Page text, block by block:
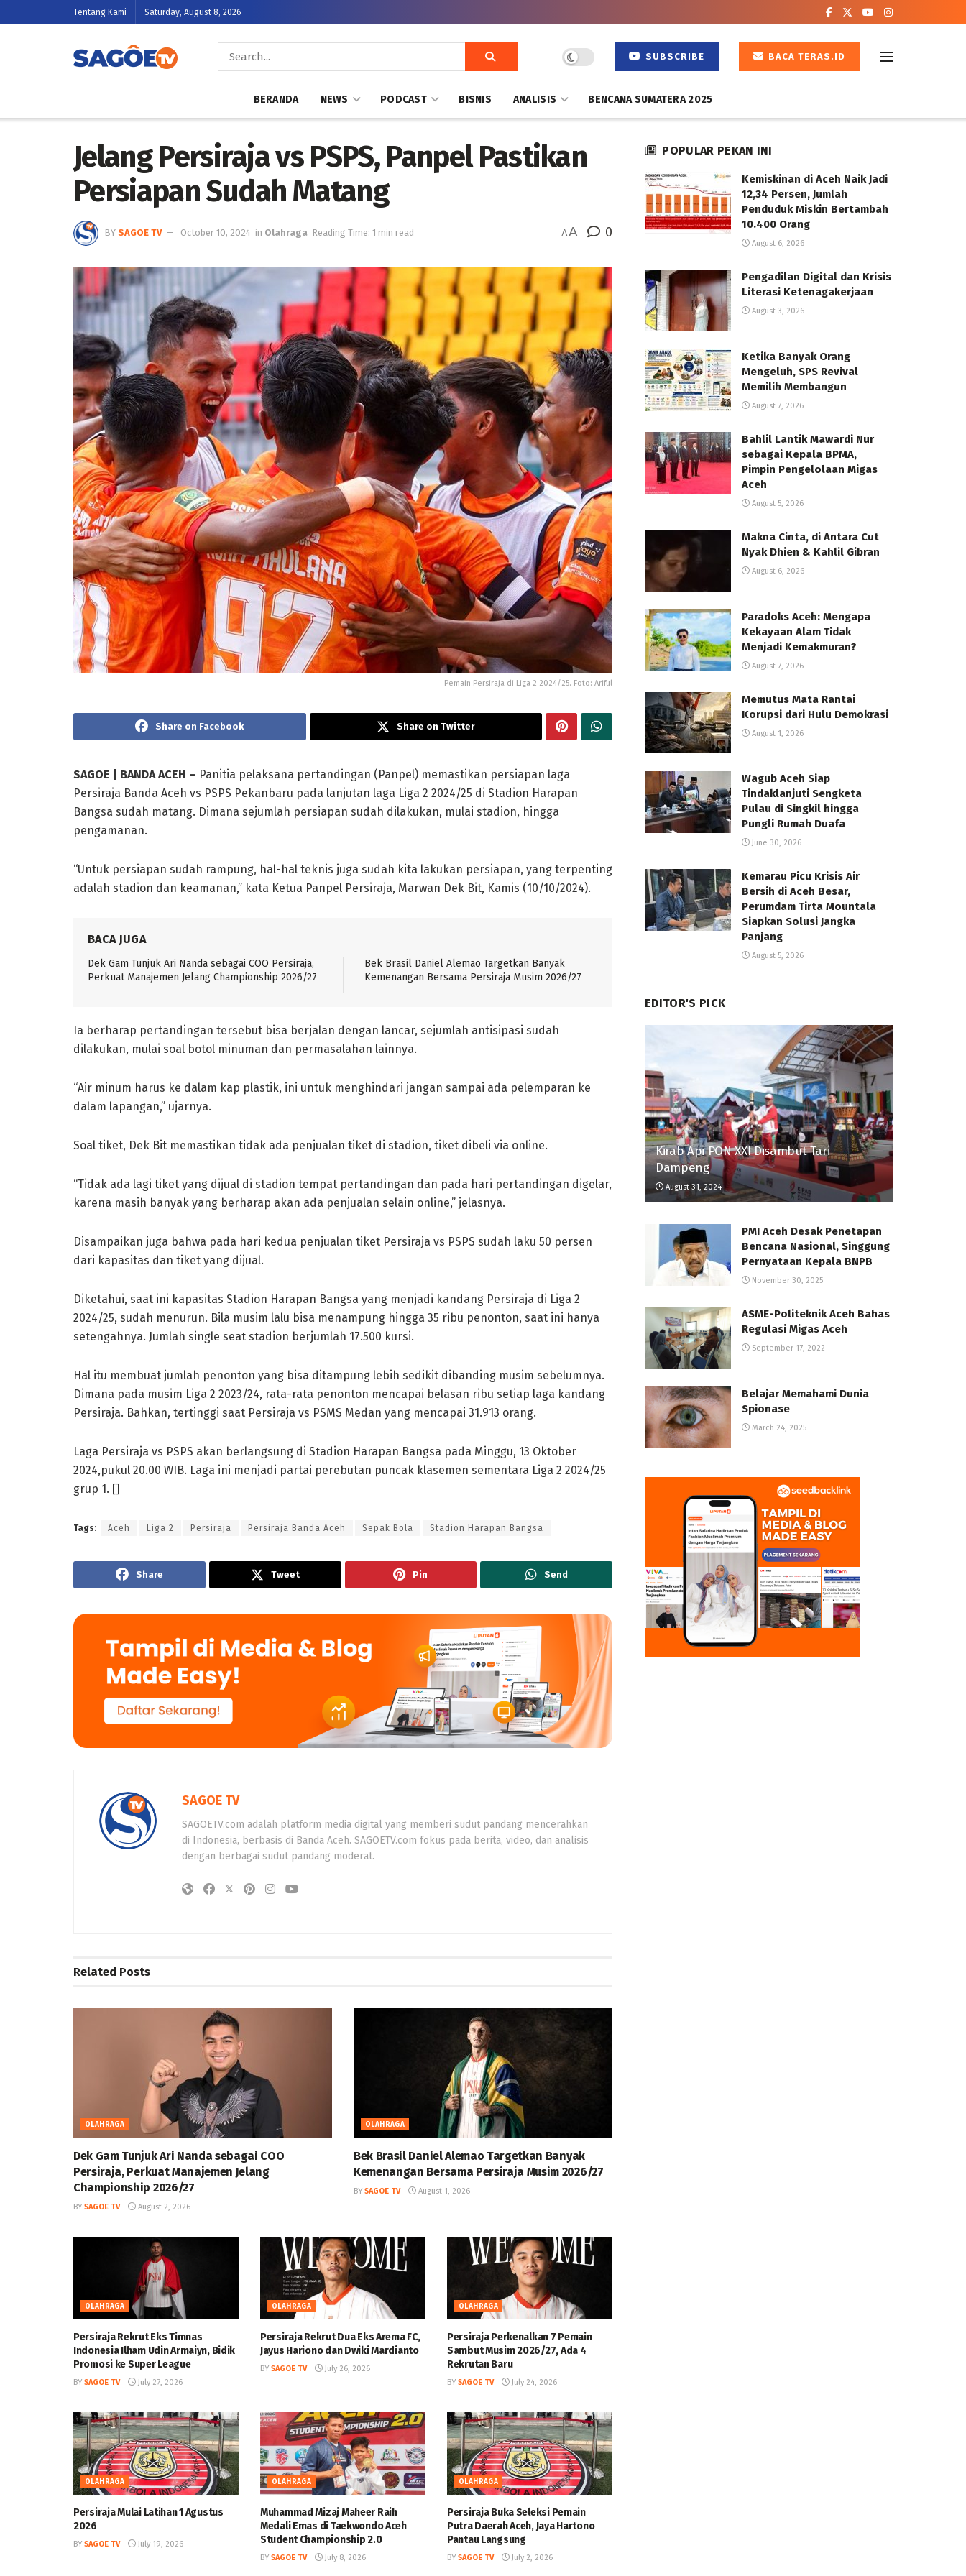
Tentang Kami Saturday, August 8, 2026
SUBSCRIBE BACA TERAS.ID
BERANDA NEWS PODCAST BISNIS ANALISIS BENCANA SUMATERA 2025
Jelang Persiraja vs PSPS, Panpel Pastikan
Persiapan Sudah Matang
BY SAGOE TV October 10, 2024 in Olahraga Reading Time: 1 min read AA 0
Pemain Persiraja di Liga 2 2024/25. Foto: Ariful
Share on Facebook Share on Twitter
SAGOE | BANDA ACEH – Panitia pelaksana pertandingan (Panpel) memastikan persiapan laga
Persiraja Banda Aceh vs PSPS Pekanbaru pada lanjutan laga Liga 2 2024/25 di Stadion Harapan
Bangsa sudah matang. Dimana sejumlah persiapan sudah dilakukan, mulai stadion, hingga
pengamanan.
“Untuk persiapan sudah rampung, hal-hal teknis juga sudah kita lakukan persiapan, yang terpenting
adalah stadion dan keamanan,” kata Ketua Panpel Persiraja, Marwan Dek Bit, Kamis (10/10/2024).
BACA JUGA
Dek Gam Tunjuk Ari Nanda sebagai COO Persiraja,
Perkuat Manajemen Jelang Championship 2026/27
Bek Brasil Daniel Alemao Targetkan Banyak
Kemenangan Bersama Persiraja Musim 2026/27
Ia berharap pertandingan tersebut bisa berjalan dengan lancar, sejumlah antisipasi sudah
dilakukan, mulai soal botol minuman dan permasalahan lainnya.
“Air minum harus ke dalam kap plastik, ini untuk menghindari jangan sampai ada pelemparan ke
dalam lapangan,” ujarnya.
Soal tiket, Dek Bit memastikan tidak ada penjualan tiket di stadion, tiket dibeli via online.
“Tidak ada lagi tiket yang dijual di stadion tempat pertandingan dan pada hari pertandingan digelar,
karena masih banyak yang berharap akan ada penjualan selain online,” jelasnya.
Disampaikan juga bahwa pada hari kedua penjualan tiket Persiraja vs PSPS sudah laku 50 persen
dari kapasitas dan tiket yang dijual.
Diketahui, saat ini kapasitas Stadion Harapan Bangsa yang menjadi kandang Persiraja di Liga 2
2024/25, sudah menurun. Bila musim lalu bisa menampung hingga 35 ribu penonton, saat ini hanya
setengahnya. Jumlah single seat stadion berjumlah 17.500 kursi.
Hal itu membuat jumlah penonton yang bisa ditampung lebih sedikit dibanding musim sebelumnya.
Dimana pada musim Liga 2 2023/24, rata-rata penonton mencapai belasan ribu setiap laga kandang
Persiraja. Bahkan, tertinggi saat Persiraja vs PSMS Medan yang mencapai 31.913 orang.
Laga Persiraja vs PSPS akan berlangsung di Stadion Harapan Bangsa pada Minggu, 13 Oktober
2024,pukul 20.00 WIB. Laga ini menjadi partai perebutan puncak klasemen sementara Liga 2 2024/25
grup 1. []
Tags: Aceh Liga 2 Persiraja Persiraja Banda Aceh Sepak Bola Stadion Harapan Bangsa
Share Tweet Pin Send
SAGOE TV
SAGOETV.com adalah platform media digital yang memberi sudut pandang mencerahkan
di Indonesia, berbasis di Banda Aceh. SAGOETV.com fokus pada berita, video, dan analisis
dengan berbagai sudut pandang moderat.
Related Posts
OLAHRAGA
Dek Gam Tunjuk Ari Nanda sebagai COO
Persiraja, Perkuat Manajemen Jelang
Championship 2026/27
BY SAGOE TV August 2, 2026
OLAHRAGA
Bek Brasil Daniel Alemao Targetkan Banyak
Kemenangan Bersama Persiraja Musim 2026/27
BY SAGOE TV August 1, 2026
OLAHRAGA
Persiraja Rekrut Eks Timnas
Indonesia Ilham Udin Armaiyn, Bidik
Promosi ke Super League
BY SAGOE TV July 27, 2026
OLAHRAGA
Persiraja Rekrut Dua Eks Arema FC,
Jayus Hariono dan Dwiki Mardianto
BY SAGOE TV July 26, 2026
OLAHRAGA
Persiraja Perkenalkan 7 Pemain
Sambut Musim 2026/27, Ada 4
Rekrutan Baru
BY SAGOE TV July 24, 2026
OLAHRAGA
Persiraja Mulai Latihan 1 Agustus
2026
BY SAGOE TV July 19, 2026
OLAHRAGA
Muhammad Mizaj Maheer Raih
Medali Emas di Taekwondo Aceh
Student Championship 2.0
BY SAGOE TV July 8, 2026
OLAHRAGA
Persiraja Buka Seleksi Pemain
Putra Daerah Aceh, Jaya Hartono
Pantau Langsung
BY SAGOE TV July 2, 2026
POPULAR PEKAN INI
Kemiskinan di Aceh Naik Jadi
12,34 Persen, Jumlah
Penduduk Miskin Bertambah
10.400 Orang
August 6, 2026
Pengadilan Digital dan Krisis
Literasi Ketenagakerjaan
August 3, 2026
Ketika Banyak Orang
Mengeluh, SPS Revival
Memilih Membangun
August 7, 2026
Bahlil Lantik Mawardi Nur
sebagai Kepala BPMA,
Pimpin Pengelolaan Migas
Aceh
August 5, 2026
Makna Cinta, di Antara Cut
Nyak Dhien & Kahlil Gibran
August 6, 2026
Paradoks Aceh: Mengapa
Kekayaan Alam Tidak
Menjadi Kemakmuran?
August 7, 2026
Memutus Mata Rantai
Korupsi dari Hulu Demokrasi
August 1, 2026
Wagub Aceh Siap
Tindaklanjuti Sengketa
Pulau di Singkil hingga
Pungli Rumah Duafa
June 30, 2026
Kemarau Picu Krisis Air
Bersih di Aceh Besar,
Perumdam Tirta Mountala
Siapkan Solusi Jangka
Panjang
August 5, 2026
EDITOR'S PICK
Kirab Api PON XXI Disambut Tari
Dampeng
August 31, 2024
PMI Aceh Desak Penetapan
Bencana Nasional, Singgung
Pernyataan Kepala BNPB
November 30, 2025
ASME-Politeknik Aceh Bahas
Regulasi Migas Aceh
September 17, 2022
Belajar Memahami Dunia
Spionase
March 24, 2025